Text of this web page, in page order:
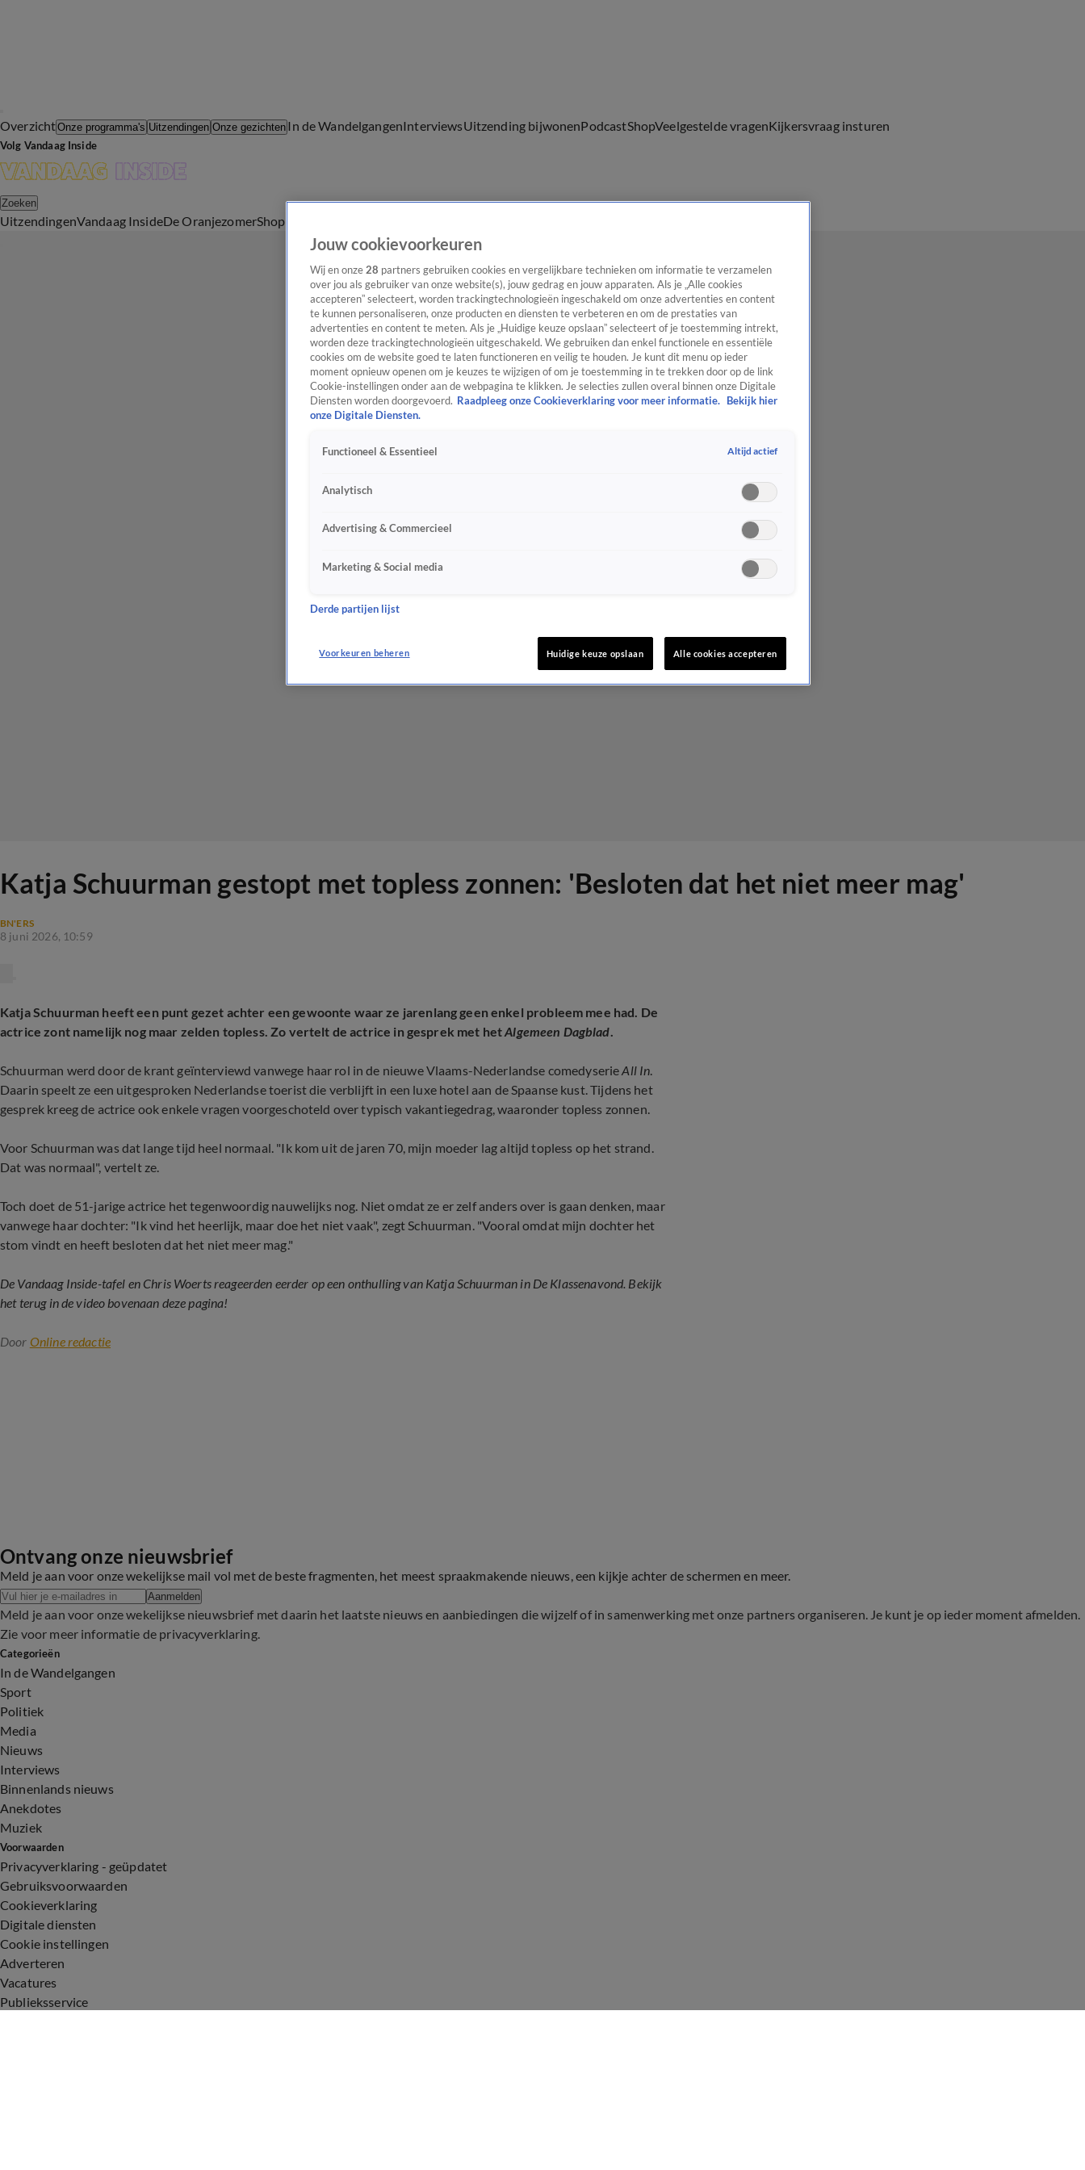
OverzichtOnze programma's Uitzendingen Onze gezichten In de WandelgangenInterviewsUitzending bijwonenPodcastShopVeelgestelde vragenKijkersvraag insturen
Volg Vandaag Inside
Zoeken
UitzendingenVandaag InsideDe OranjezomerShop
Katja Schuurman gestopt met topless zonnen: 'Besloten dat het niet meer mag'
BN'ERS
8 juni 2026, 10:59
Katja Schuurman heeft een punt gezet achter een gewoonte waar ze jarenlang geen enkel probleem mee had. De
actrice zont namelijk nog maar zelden topless. Zo vertelt de actrice in gesprek met hetAlgemeen Dagblad.
Schuurman werd door de krant geïnterviewd vanwege haar rol in de nieuwe Vlaams-Nederlandse comedyserieAll In.
Daarin speelt ze een uitgesproken Nederlandse toerist die verblijft in een luxe hotel aan de Spaanse kust. Tijdens het
gesprek kreeg de actrice ook enkele vragen voorgeschoteld over typisch vakantiegedrag, waaronder topless zonnen.
Voor Schuurman was dat lange tijd heel normaal. "Ik kom uit de jaren 70, mijn moeder lag altijd topless op het strand.
Dat was normaal", vertelt ze.
Toch doet de 51-jarige actrice het tegenwoordig nauwelijks nog. Niet omdat ze er zelf anders over is gaan denken, maar
vanwege haar dochter: "Ik vind het heerlijk, maar doe het niet vaak", zegt Schuurman. "Vooral omdat mijn dochter het
stom vindt en heeft besloten dat het niet meer mag."
De Vandaag Inside-tafel en Chris Woerts reageerden eerder op een onthulling van Katja Schuurman in De Klassenavond. Bekijk
het terug in de video bovenaan deze pagina!
Door Online redactie
Ontvang onze nieuwsbrief
Meld je aan voor onze wekelijkse mail vol met de beste fragmenten, het meest spraakmakende nieuws, een kijkje achter de schermen en meer.
Aanmelden
Meld je aan voor onze wekelijkse nieuwsbrief met daarin het laatste nieuws en aanbiedingen die wijzelf of in samenwerking met onze partners organiseren. Je kunt je op ieder moment afmelden.
Zie voor meer informatie de privacyverklaring.
Categorieën
In de Wandelgangen
Sport
Politiek
Media
Nieuws
Interviews
Binnenlands nieuws
Anekdotes
Muziek
Voorwaarden
Privacyverklaring - geüpdatet
Gebruiksvoorwaarden
Cookieverklaring
Digitale diensten
Cookie instellingen
Adverteren
Vacatures
Publieksservice
Jouw cookievoorkeuren
Wij en onze 28 partners gebruiken cookies en vergelijkbare technieken om informatie te verzamelen
over jou als gebruiker van onze website(s), jouw gedrag en jouw apparaten. Als je „Alle cookies
accepteren” selecteert, worden trackingtechnologieën ingeschakeld om onze advertenties en content
te kunnen personaliseren, onze producten en diensten te verbeteren en om de prestaties van
advertenties en content te meten. Als je „Huidige keuze opslaan” selecteert of je toestemming intrekt,
worden deze trackingtechnologieën uitgeschakeld. We gebruiken dan enkel functionele en essentiële
cookies om de website goed te laten functioneren en veilig te houden. Je kunt dit menu op ieder
moment opnieuw openen om je keuzes te wijzigen of om je toestemming in te trekken door op de link
Cookie-instellingen onder aan de webpagina te klikken. Je selecties zullen overal binnen onze Digitale
Diensten worden doorgevoerd. Raadpleeg onze Cookieverklaring voor meer informatie.
Bekijk hier
onze Digitale Diensten.
Functioneel & Essentieel Altijd actief
Analytisch
Advertising & Commercieel
Marketing & Social media
Derde partijen lijst
Voorkeuren beheren Huidige keuze opslaan Alle cookies accepteren